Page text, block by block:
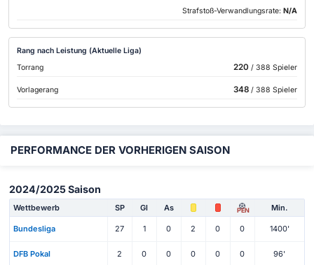
Strafstoß-Verwandlungsrate: N/A
Rang nach Leistung (Aktuelle Liga)
Torrang
220 / 388 Spieler
Vorlagerang 348/ 388 Spieler
PERFORMANCE DER VORHERIGEN SAISON
2024/2025 Saison
Wettbewerb SP Gl As PEN Min.
Bundesliga 27 1 0 2 0 0 1400'
DFB Pokal 2 0 0 0 0 0 96'